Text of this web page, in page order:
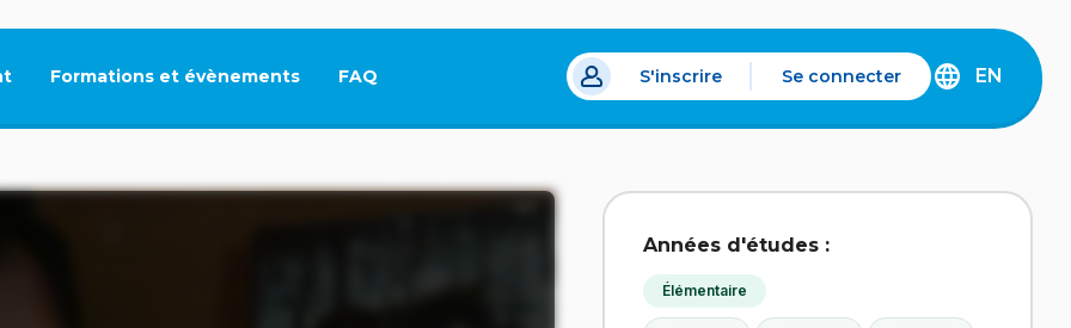
Formations et évènements FAQ
Ce lien s'ouvrira dans un nouvel onglet.
S'inscrire Se connecter
DISCOVER
EN
Années d'études :
Élémentaire